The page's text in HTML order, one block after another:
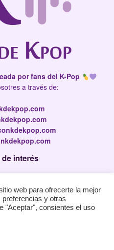
por fans del K-Pop
a través de:
interés
privacidad
Cookies
news & magazine theme by
web para ofrecerte la mejor
y otras
"Aceptar", consientes el uso